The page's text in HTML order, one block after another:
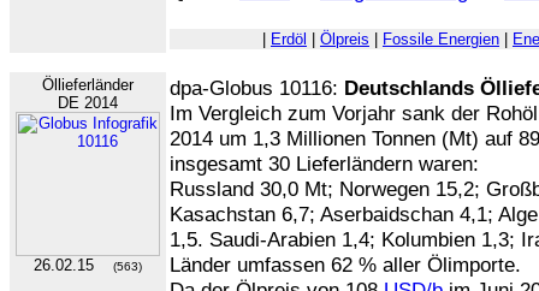
Erdöl Ölpreis Fossile Energien
Öllieferländer
DE 2014
26.02.15 (563)
dpa-Globus 10116: Deutschlands
Im Vergleich zum Vorjahr sank der
2014 um 1,3 Millionen Tonnen (Mt) auf
insgesamt 30 Lieferländern waren:
Russland 30,0 Mt; Norwegen 15,2;
Kasachstan 6,7; Aserbaidschan 4,1;
1,5. Saudi-Arabien 1,4; Kolumbien 1,3;
Länder umfassen 62 % aller Ölimporte.